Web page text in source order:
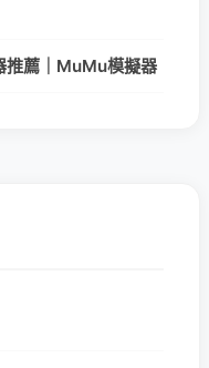
推薦｜MuMu模擬器